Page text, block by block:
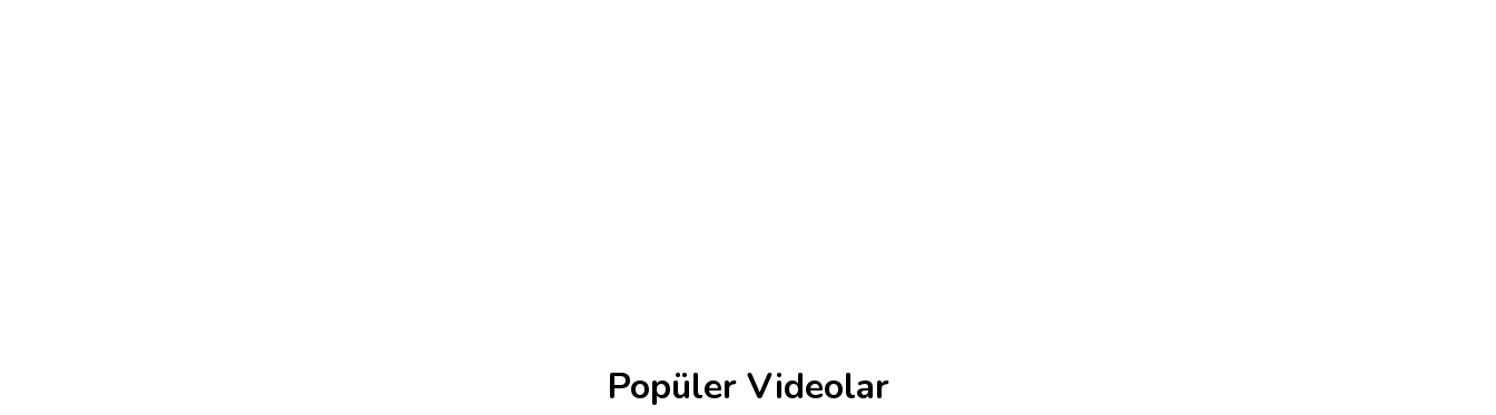
Popüler Videolar